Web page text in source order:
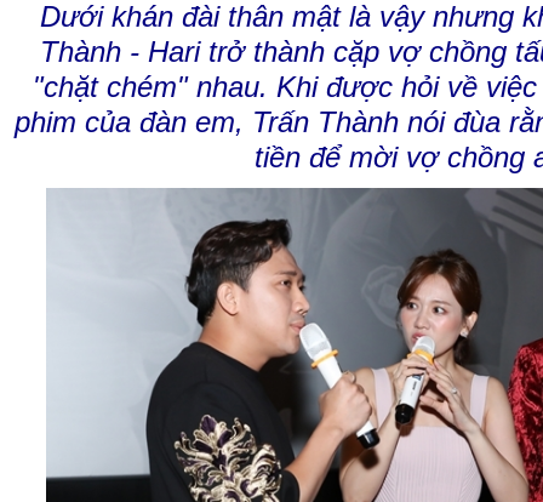
Dưới khán đài thân mật là vậy nhưng
Thành - Hari trở thành cặp vợ chồng
"chặt chém" nhau. Khi được hỏi về
phim của đàn em, Trấn Thành nói đùa
tiền để mời vợ chồng